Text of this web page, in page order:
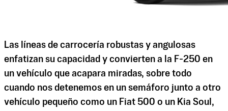
Las líneas de carrocería robustas y angulosas
enfatizan su capacidad y convierten a la F-250 en
un vehículo que acapara miradas, sobre todo
cuando nos detenemos en un semáforo junto a otro
vehículo pequeño como un Fiat 500 o un Kia Soul,